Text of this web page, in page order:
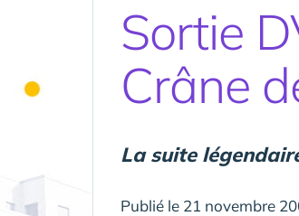
Sortie
Crâne
La suite
Publié le 21 novembre